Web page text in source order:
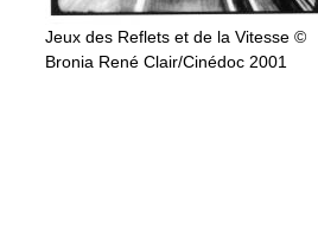
Jeux des Reflets et de la Vitesse ©
Bronia René Clair/Cinédoc 2001